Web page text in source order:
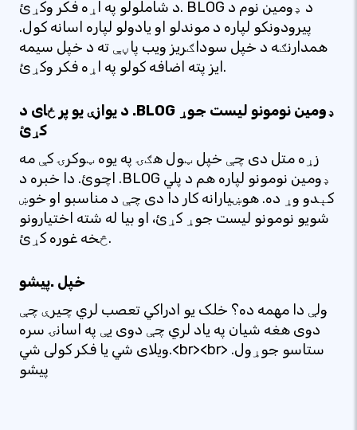
د شاملولو په اړه فکر وکړئ. BLOG د ډومین نوم د
پیرودونکو لپاره د موندلو او یادولو لپاره اسانه کول.
همدارنګه د خپل سوداګریز ویب پاڼې ته د خپل سیمه
ایز پته اضافه کولو په اړه فکر وکړئ.
د یوازې یو پر ځای د .BLOG ډومین نومونو لیست جوړ
کړئ
زړه متل دی چې خپل ټول هګۍ په یوه ټوکرۍ کې مه
اچوئ. دا خبره د .BLOG ډومین نومونو لپاره هم د پلي
کېدو وړ ده. هوښیارانه کار دا دی چې د مناسبو او خوښ
شویو نومونو لیست جوړ کړئ، او بیا له شته اختیارونو
څخه غوره کړئ.
خپل .پیشو
ولې دا مهمه ده؟ خلک یو ادراکي تعصب لري چیرې چې
دوی هغه شیان په یاد لري چې دوی یې په اسانۍ سره
ویلای شي یا فکر کولی شي.<br><br> ستاسو جوړول.
پیشو